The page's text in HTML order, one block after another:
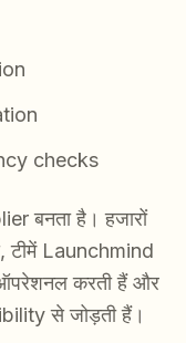
checks
बनता है। हजारों
टीमें Launchmind
करती हैं और
से जोड़ती हैं।